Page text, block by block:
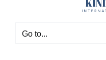
Go to...